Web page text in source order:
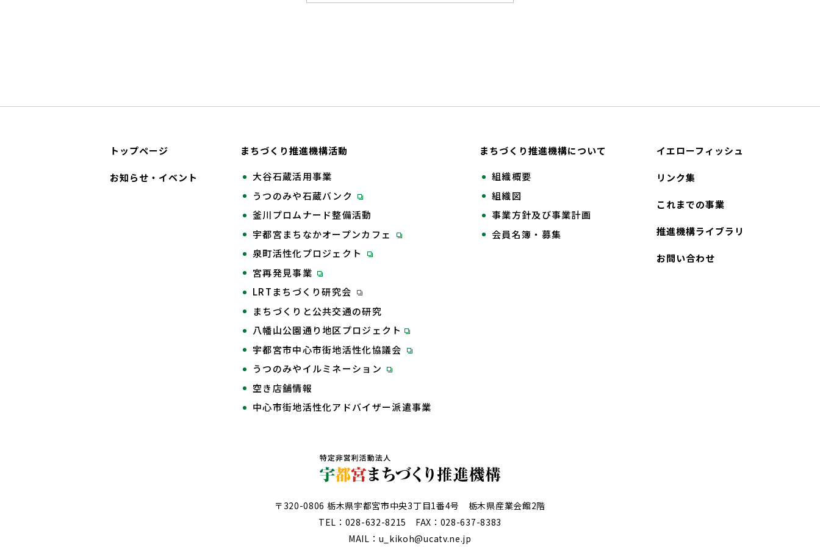
トップページ
お知らせ・イベント
まちづくり推進機構活動
大谷石蔵活用事業
うつのみや石蔵バンク
釜川プロムナード整備活動
宇都宮まちなかオープンカフェ
泉町活性化プロジェクト
宮再発見事業
LRTまちづくり研究会
まちづくりと公共交通の研究
八幡山公園通り地区プロジェクト
宇都宮市中心市街地活性化協議会
うつのみやイルミネーション
空き店舗情報
中心市街地活性化アドバイザー派遣事業
まちづくり推進機構について
組織概要
組織図
事業方針及び事業計画
会員名簿・募集
イエローフィッシュ
リンク集
これまでの事業
推進機構ライブラリ
お問い合わせ
〒320-0806 栃木県宇都宮市中央3丁目1番4号 栃木県産業会館2階
TEL： 028-632-8215
FAX：028-637-8383
MAIL：u_kikoh@ucatv.ne.jp